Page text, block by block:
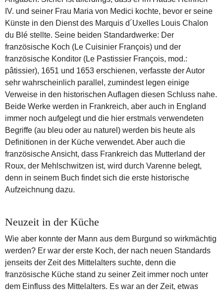
IV. und seiner Frau Maria von Medici kochte, bevor er seine
Künste in den Dienst des Marquis d´Uxelles Louis Chalon
du Blé stellte. Seine beiden Standardwerke: Der
französische Koch (Le Cuisinier François) und der
französische Konditor (Le Pastissier François, mod.:
pâtissier), 1651 und 1653 erschienen, verfasste der Autor
sehr wahrscheinlich parallel, zumindest legen einige
Verweise in den historischen Auflagen diesen Schluss nahe.
Beide Werke werden in Frankreich, aber auch in England
immer noch aufgelegt und die hier erstmals verwendeten
Begriffe (au bleu oder au naturel) werden bis heute als
Definitionen in der Küche verwendet. Aber auch die
französische Ansicht, dass Frankreich das Mutterland der
Roux, der Mehlschwitzen ist, wird durch Varenne belegt,
denn in seinem Buch findet sich die erste historische
Aufzeichnung dazu.
Neuzeit in der Küche
Wie aber konnte der Mann aus dem Burgund so wirkmächtig
werden? Er war der erste Koch, der nach neuen Standards
jenseits der Zeit des Mittelalters suchte, denn die
französische Küche stand zu seiner Zeit immer noch unter
dem Einfluss des Mittelalters. Es war an der Zeit, etwas